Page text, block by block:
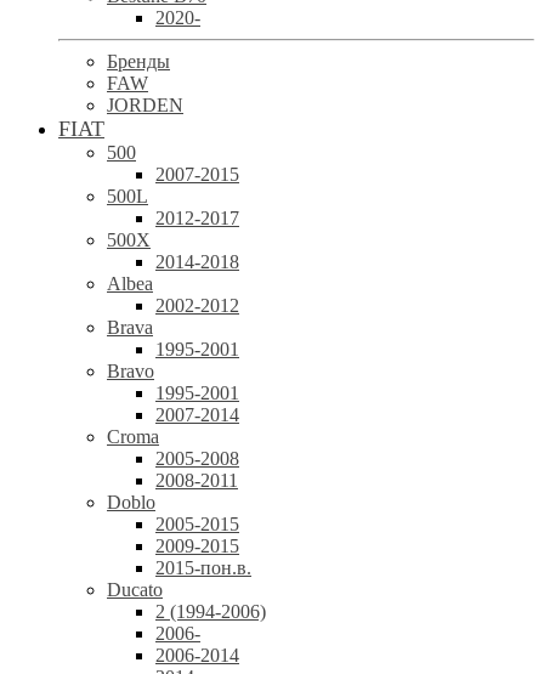
2020-
Бренды
FAW
JORDEN
FIAT
500
2007-2015
500L
2012-2017
500X
2014-2018
Albea
2002-2012
Brava
1995-2001
Bravo
1995-2001
2007-2014
Croma
2005-2008
2008-2011
Doblo
2005-2015
2009-2015
2015-пон.в.
Ducato
2 (1994-2006)
2006-
2006-2014